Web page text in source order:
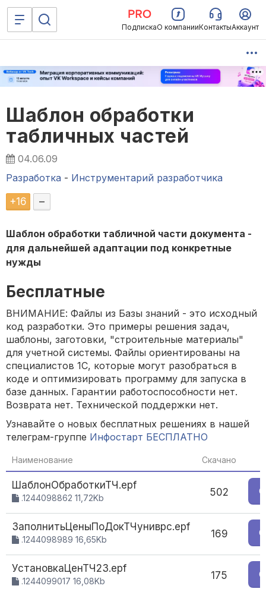
ПодпискаО компанииКонтактыАккаунт
Шаблон обработки
табличных частей
04.06.09
Разработка - Инструментарий разработчика
+16 –
Шаблон обработки табличной части документа -
для дальнейшей адаптации под конкретные
нужды
Бесплатные
ВНИМАНИЕ: Файлы из Базы знаний - это исходный
код разработки. Это примеры решения задач,
шаблоны, заготовки, "строительные материалы"
для учетной системы. Файлы ориентированы на
специалистов 1С, которые могут разобраться в
коде и оптимизировать программу для запуска в
базе данных. Гарантии работоспособности нет.
Возврата нет. Технической поддержки нет.
Узнавайте о новых бесплатных решениях в нашей
телеграм-группе Инфостарт БЕСПЛАТНО
Наименование Скачано
ШаблонОбработкиТЧ.epf
.1244098862 11,72Kb 502
ЗаполнитьЦеныПоДокТЧуниврс.epf
.1244098989 16,65Kb 169
УстановкаЦенТЧ23.epf
.1244099017 16,08Kb 175